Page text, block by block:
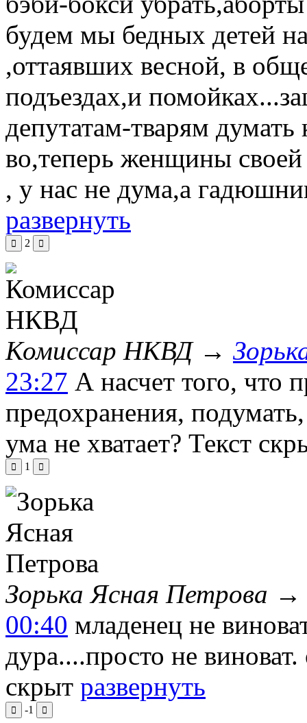
будем мы бедных детей
,оттаявших весной, в
подъездах,и
депутатам-тварям
во,теперь женщины
, у нас не дума,а
развернуть
2
Комиссар НКВД→
23:27 А насчет того, что
предохранения,
ума не хватает? Текст
1
Зорька Ясная Петрова
00:40 младенец не
дура....просто не
скрыт развернуть
-1